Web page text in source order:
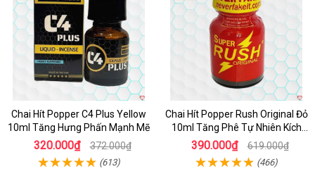
Chai Hít Popper C4 Plus Yellow
10ml Tăng Hưng Phấn Mạnh Mẽ
320.000₫ 372.000₫
(613)
Chai Hít Popper Rush Original Đỏ
10ml Tăng Phê Tự Nhiên Kích
Thích
390.000₫ 619.000₫
(466)